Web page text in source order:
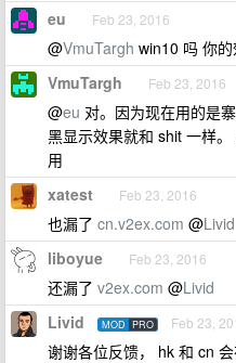
eu Feb 23, 2016
@VmuTargh win10 吗 你
VmuTargh Feb 23, 2016
@eu 对。因为现在用的是
黑显示效果就和 shit 一样
用
xatest Feb 23, 2016
也漏了 cn.v2ex.com @Livid
liboyue Feb 23, 2016
还漏了 v2ex.com @Livid
Livid MOD PRO Feb 23,
谢谢各位反馈， hk 和 cn 会